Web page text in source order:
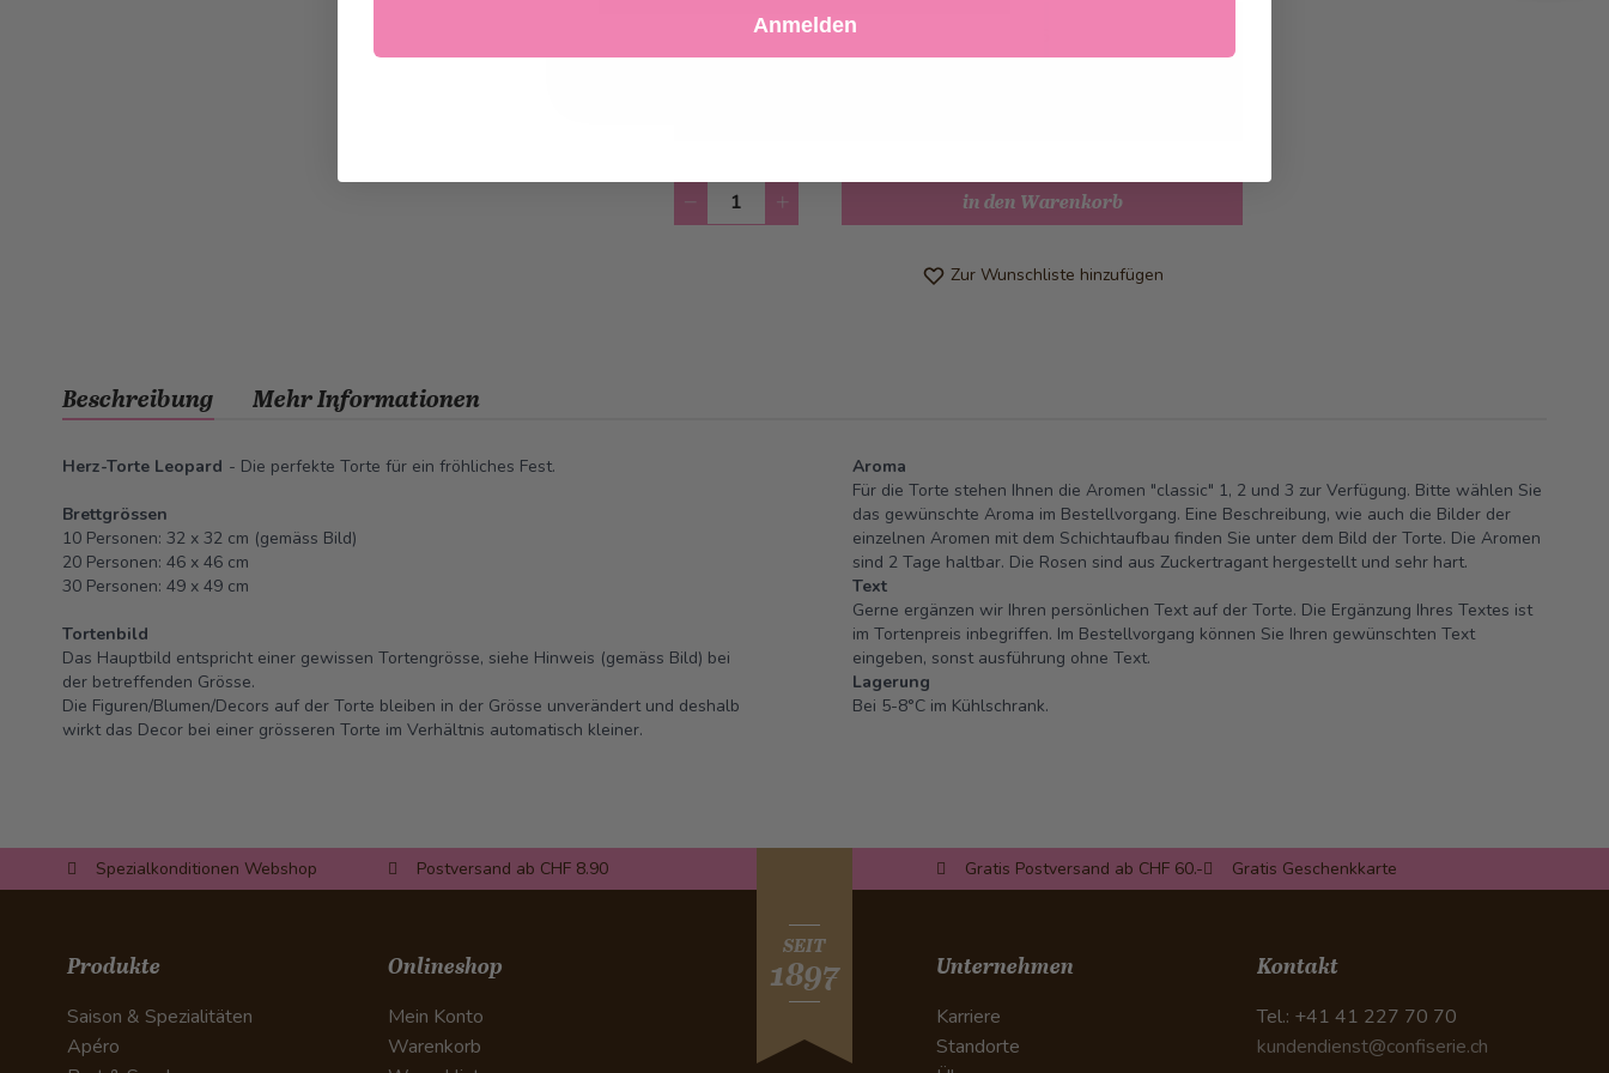
Abholung ab
in den Warenkorb
Zur Wunschliste hinzufügen
Beschreibung
Herz-Torte Leopard - Die perfekte Torte für ein fröhliches Fest.
Brettgrössen
10 Personen: 32 x 32 cm (gemäss Bild)
20 Personen: 46 x 46 cm
30 Personen: 49 x 49 cm
Tortenbild
Das Hauptbild entspricht einer gewissen Tortengrösse, siehe Hinweis (gemäss Bild) bei
der betreffenden Grösse.
Die Figuren/Blumen/Decors auf der Torte bleiben in der Grösse unverändert und deshalb
wirkt das Decor bei einer grösseren Torte im Verhältnis automatisch kleiner.
Aroma
Für die Torte stehen Ihnen die Aromen "classic" 1, 2 und 3 zur Verfügung. Bitte wählen Sie
das gewünschte Aroma im Bestellvorgang. Eine Beschreibung, wie auch die Bilder der
einzelnen Aromen mit dem Schichtaufbau finden Sie unter dem Bild der Torte. Die Aromen
sind 2 Tage haltbar. Die Rosen sind aus Zuckertragant hergestellt und sehr hart.
Text
Gerne ergänzen wir Ihren persönlichen Text auf der Torte. Die Ergänzung Ihres Textes ist
im Tortenpreis inbegriffen. Im Bestellvorgang können Sie Ihren gewünschten Text
eingeben, sonst ausführung ohne Text.
Lagerung
Bei 5-8°C im Kühlschrank.
Mehr Informationen
Spezialkonditionen Webshop Postversand ab CHF 8.90 Gratis Postversand ab CHF 60.- Gratis Geschenkkarte
SEIT
1897
Produkte
Saison & Spezialitäten
Apéro
Onlineshop
Mein Konto
Warenkorb
Unternehmen
Karriere
Standorte
Kontakt
Tel.: +41 41 227 70 70
kundendienst@confiserie.ch
Einstellungen anpassen
Anmelden